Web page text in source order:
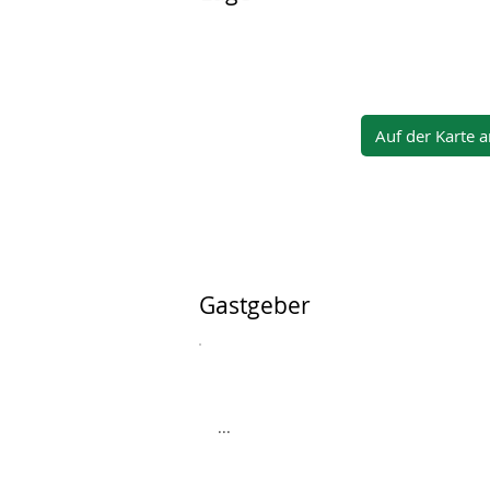
Auf der Karte
Gastgeber
...